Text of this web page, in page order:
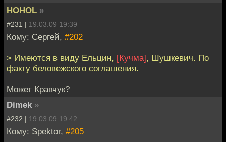
HOHOL »
#231 | 19.03.09 19:39
Кому: Cергей, #202
> Имеются в виду Ельцин, [Кучма], Шушкевич. По
факту беловежского соглашения.
Может Кравчук?
Dimek »
#232 | 19.03.09 19:42
Кому: Spektor, #205